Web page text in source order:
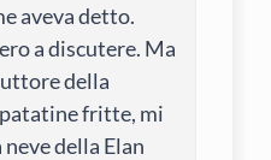
aveva detto.
a discutere. Ma
della
fritte, mi
della Elan